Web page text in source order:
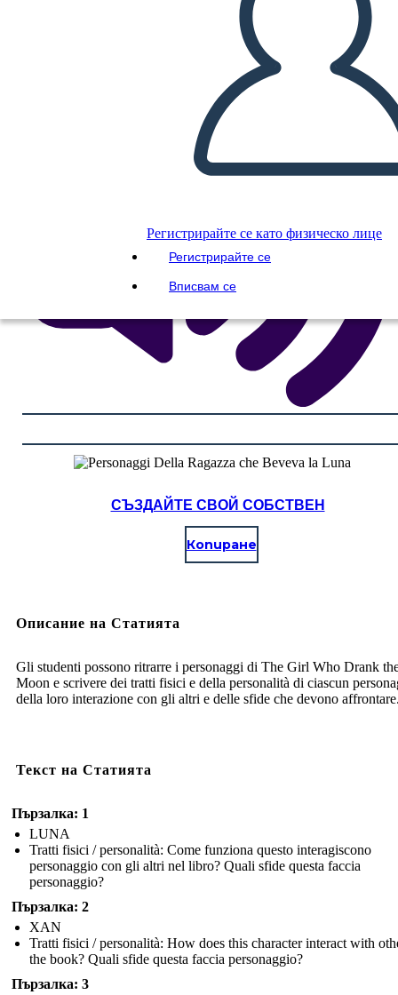
Регистрирайте се като физическо лице
Регистрирайте се
Вписвам се
ПУСКАНЕ НА СЛАЙДШОУ
ЧЕТИ МИ
СЪЗДАЙТЕ СВОЙ СОБСТВЕН
Копиране
Описание на Статията
Gli studenti possono ritrarre i personaggi di The Girl Who Drank
Moon e scrivere dei tratti fisici e della personalità di ciascun
della loro interazione con gli altri e delle sfide che devono
Текст на Статията
Пързалка: 1
LUNA
Tratti fisici / personalità: Come funziona questo interagiscono
personaggio con gli altri nel libro? Quali sfide questa faccia
personaggio?
Пързалка: 2
XAN
Tratti fisici / personalità: How does this character interact with
the book? Quali sfide questa faccia personaggio?
Пързалка: 3